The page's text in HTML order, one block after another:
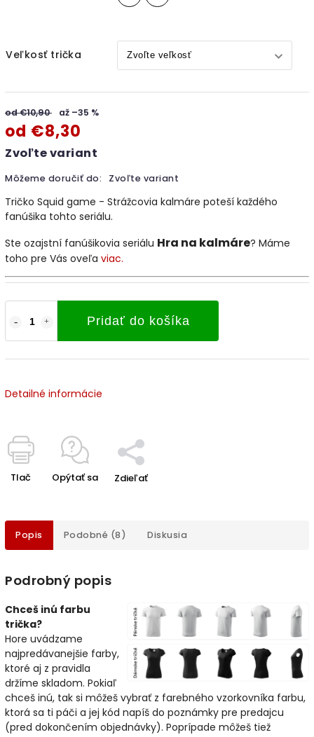
Veľkosť trička
od €10,90 až –35 %
od €8,30
Zvoľte variant
Môžeme doručiť do: Zvoľte variant
Pridať do košíka
Tričko Squid game - Strážcovia kalmáre poteší každého
fanúšika tohto seriálu.
Ste ozajstní fanúšikovia seriálu Hra na kalmáre? Máme
toho pre Vás oveľa viac.
Detailné informácie
Tlač Opýtať sa Zdieľať
Popis Podobné (8) Diskusia
Podrobný popis
Chceš inú farbu
trička?
Hore uvádzame
najpredávanejšie farby,
ktoré aj z pravidla
držíme skladom. Pokiaľ
chceš inú, tak si môžeš vybrať z farebného vzorkovníka farbu,
ktorá sa ti páči a jej kód napíš do poznámky pre predajcu
(pred dokončením objednávky). Poprípade môžeš tiež